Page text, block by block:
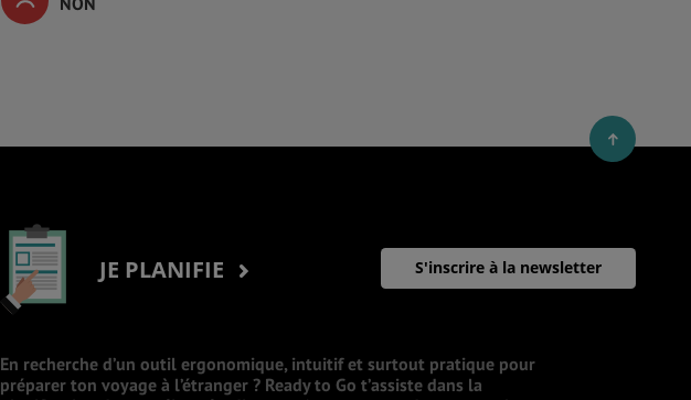
S'inscrire à la newsletter
JE PLANIFIE
En recherche d’un outil ergonomique, intuitif et surtout pratique pour
préparer ton voyage à l’étranger ? Ready to Go t’assiste dans la